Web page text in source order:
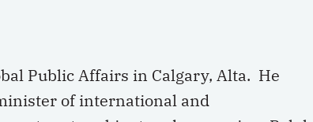
Public Affairs in Calgary, Alta. He
of international and